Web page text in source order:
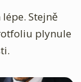
Stejně
plynule